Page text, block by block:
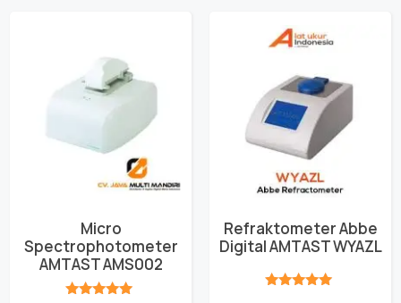
Micro
Spectrophotometer
AMTAST AMS002
Refraktometer Abbe
Digital AMTAST WYAZL